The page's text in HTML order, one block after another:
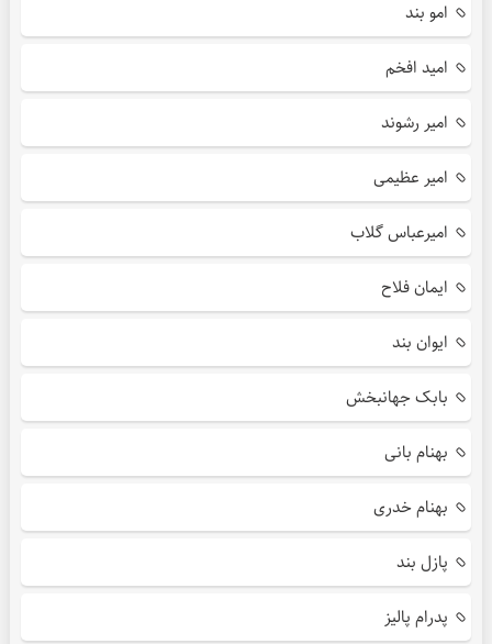
امو بند
امید افخم
امیر رشوند
امیر عظیمی
امیرعباس گلاب
ایمان فلاح
ایوان بند
بابک جهانبخش
بهنام بانی
بهنام خدری
پازل بند
پدرام پالیز